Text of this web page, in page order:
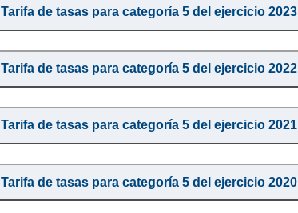
Tarifa de tasas para categoría 5 del ejercicio 2023
Tarifa de tasas para categoría 5 del ejercicio 2022
Tarifa de tasas para categoría 5 del ejercicio 2021
Tarifa de tasas para categoría 5 del ejercicio 2020